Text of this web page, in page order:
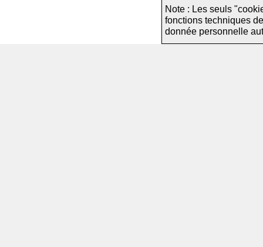
Note : Les seuls
fonctions techniques
donnée personnelle